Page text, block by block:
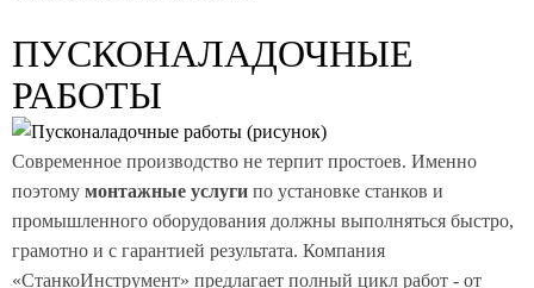
ПУСКОНАЛАДОЧНЫЕ
РАБОТЫ
Современное производство не терпит простоев. Именно
поэтому монтажные услуги по установке станков и
промышленного оборудования должны выполняться быстро,
грамотно и с гарантией результата. Компания
«СтанкоИнструмент» предлагает полный цикл работ - от